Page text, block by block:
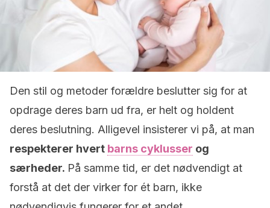
Den stil og metoder forældre beslutter sig for at
opdrage deres barn ud fra, er helt og holdent
deres beslutning. Alligevel insisterer vi på, at man
respekterer hvert barns cyklusser og
særheder. På samme tid, er det nødvendigt at
forstå at det der virker for ét barn, ikke